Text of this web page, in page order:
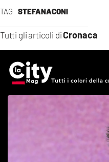
TAG STEFANACONI
Tutti gli articoli diCronaca